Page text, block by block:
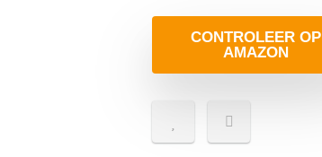
CONTROLEER OP
AMAZON